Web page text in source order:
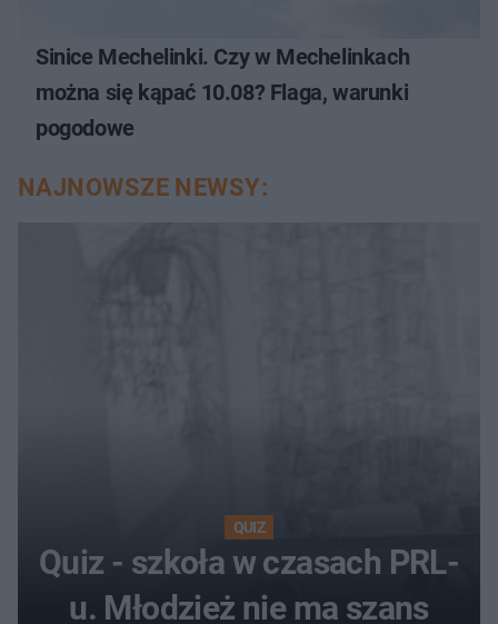
Sinice Mechelinki. Czy w Mechelinkach
można się kąpać 10.08? Flaga, warunki
pogodowe
NAJNOWSZE NEWSY:
QUIZ
Quiz - szkoła w czasach PRL-
u. Młodzież nie ma szans